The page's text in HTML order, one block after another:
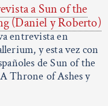
a Sun of the
(Daniel y Roberto)
entrevista en
y esta vez con
de Sun of the
Throne of Ashes y